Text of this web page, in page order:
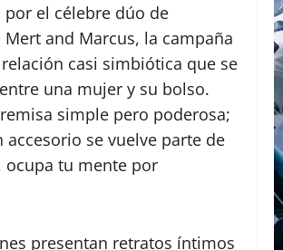
por el célebre dúo de
and Marcus, la campaña
casi simbiótica que se
una mujer y su bolso.
simple pero poderosa;
accesorio se vuelve parte de
tu mente por
presentan retratos íntimos